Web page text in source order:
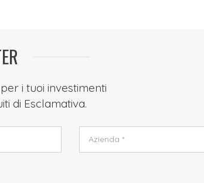
i tuoi investimenti
di Esclamativa.